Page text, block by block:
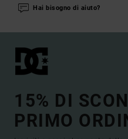
Hai bisogno di aiuto?
15% DI
PRIMO